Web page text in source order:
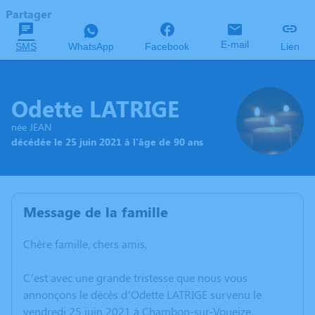
Partager
SMS WhatsApp Facebook E-mail Lien
Odette LATRIGE
née JEAN
décédée le 25 juin 2021 à l'âge de 90 ans
Message de la famille
Chère famille, chers amis,
C’est avec une grande tristesse que nous vous
annonçons le décès d’Odette LATRIGE survenu le
vendredi 25 juin 2021 à Chambon-sur-Voueize.